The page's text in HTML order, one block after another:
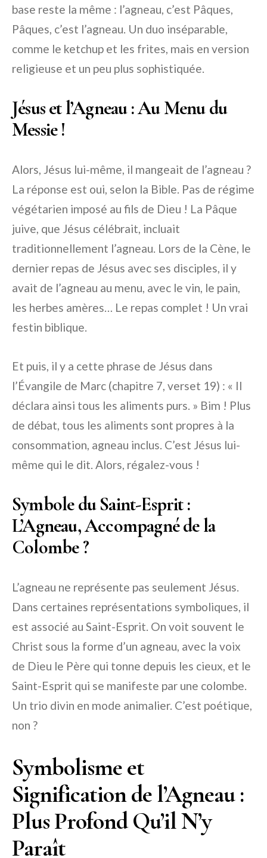
base reste la même : l’agneau, c’est Pâques,
Pâques, c’est l’agneau. Un duo inséparable,
comme le ketchup et les frites, mais en version
religieuse et un peu plus sophistiquée.
Jésus et l’Agneau : Au Menu du
Messie !
Alors, Jésus lui-même, il mangeait de l’agneau ?
La réponse est oui, selon la Bible. Pas de régime
végétarien imposé au fils de Dieu ! La Pâque
juive, que Jésus célébrait, incluait
traditionnellement l’agneau. Lors de la Cène, le
dernier repas de Jésus avec ses disciples, il y
avait de l’agneau au menu, avec le vin, le pain,
les herbes amères… Le repas complet ! Un vrai
festin biblique.
Et puis, il y a cette phrase de Jésus dans
l’Évangile de Marc (chapitre 7, verset 19) : « Il
déclara ainsi tous les aliments purs. » Bim ! Plus
de débat, tous les aliments sont propres à la
consommation, agneau inclus. C’est Jésus lui-
même qui le dit. Alors, régalez-vous !
Symbole du Saint-Esprit :
L’Agneau, Accompagné de la
Colombe ?
L’agneau ne représente pas seulement Jésus.
Dans certaines représentations symboliques, il
est associé au Saint-Esprit. On voit souvent le
Christ sous la forme d’un agneau, avec la voix
de Dieu le Père qui tonne depuis les cieux, et le
Saint-Esprit qui se manifeste par une colombe.
Un trio divin en mode animalier. C’est poétique,
non ?
Symbolisme et
Signification de l’Agneau :
Plus Profond Qu’il N’y
Paraît